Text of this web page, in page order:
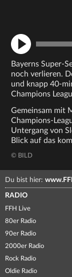
Bayerns Super-
noch verlieren.
und knapp 40-
Champions
Gemeinsam mit
Champions-
Untergang von
Blick auf das
© BILD
Du bist hier:
RADIO
FFH Live
80er Radio
90er Radio
2000er Radio
Rock Radio
Oldie Radio